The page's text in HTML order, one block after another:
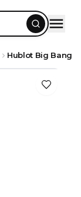
Hublot Big Bang